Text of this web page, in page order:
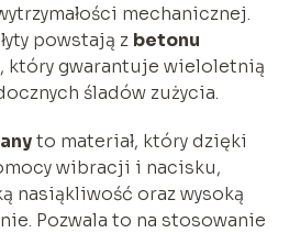
mechanicznej.
powstają z betonu
, który gwarantuje wieloletnią
śladów zużycia.
to materiał, który dzięki
wibracji i nacisku,
nasiąkliwość oraz wysoką
Pozwala to na stosowanie